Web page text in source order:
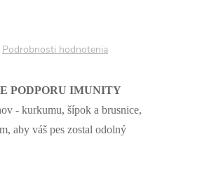
Podrobnosti hodnotenia
PODPORU IMUNITY
- kurkumu, šípok a brusnice,
aby váš pes zostal odolný